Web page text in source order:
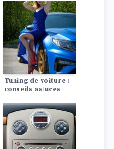
Tuning de voiture :
conseils astuces